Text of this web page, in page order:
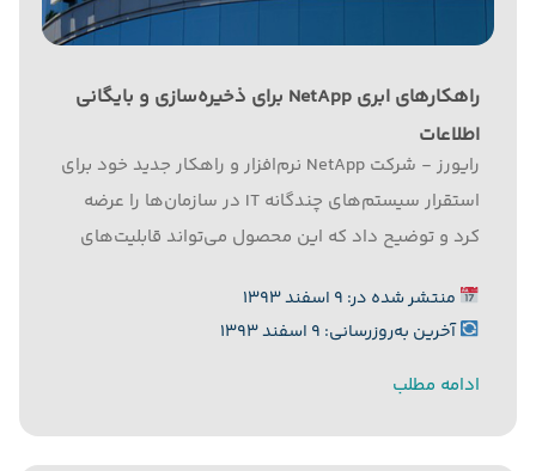
راهکارهای ابری NetApp برای ذخیره‌سازی و بایگانی
اطلاعات
رایورز - شرکت NetApp نرم‌افزار و راهکار جدید خود برای
استقرار سیستم‌های چندگانه IT در سازمان‌ها را عرضه
کرد و توضیح داد که این محصول می‌تواند قابلیت‌های
دهد و این امکان را برای کاربران فراهم...
منتشر شده در: ۹ اسفند ۱۳۹۳
آخرین به‌روزرسانی: ۹ اسفند ۱۳۹۳
ادامه مطلب